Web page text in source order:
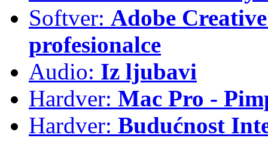
Softver: Adobe
profesionalce
Audio: Iz ljubavi
Hardver: Mac Pro -
Hardver: Budućnost